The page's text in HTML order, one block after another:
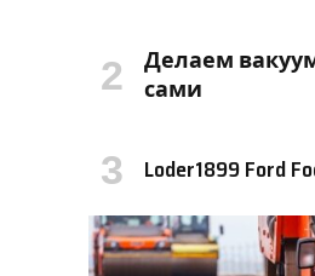
Делаем
сами
Loder1899 Ford